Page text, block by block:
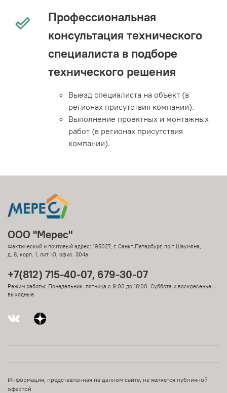
Профессиональная
консультация технического
специалиста в подборе
технического решения
Выезд специалиста на объект (в
регионах присутствия компании).
Выполнение проектных и монтажных
работ (в регионах присутствия
компании).
ООО "Мерес"
Фактический и почтовый адрес: 195027, г. Санкт-Петербург, пр-т Шаумяна,
д. 8, корп. 1, лит. Ю, офис. 304а
+7(812) 715-40-07, 679-30-07
Режим работы: Понедельник–пятница с 9:00 до 18:00 Суббота и воскресенье —
выходные
Информация, представленная на данном сайте, не является публичной
офертой